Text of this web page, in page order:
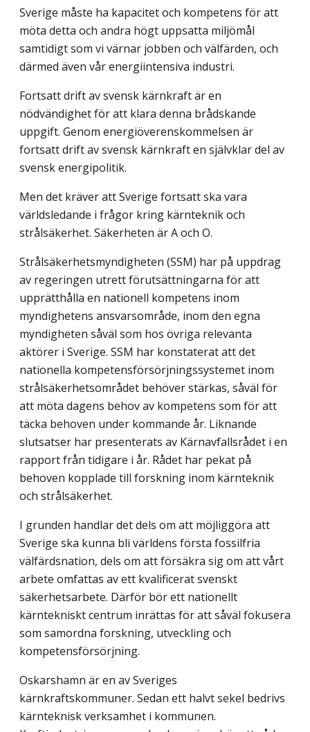
Sverige måste ha kapacitet och kompetens för att
möta detta och andra högt uppsatta miljömål
samtidigt som vi värnar jobben och välfärden, och
därmed även vår energi­intensiva industri.
Fortsatt drift av svensk kärnkraft är en
nödvändighet för att klara denna brådskande
uppgift. Genom energiöverenskommelsen är
fortsatt drift av svensk kärnkraft en själv­klar del av
svensk energipolitik.
Men det kräver att Sverige fortsatt ska vara
världsledande i frågor kring kärnteknik och
strålsäkerhet. Säkerheten är A och O.
Strålsäkerhetsmyndigheten (SSM) har på uppdrag
av regeringen utrett förutsättning­arna för att
upprätthålla en nationell kompetens inom
myndighetens ansvarsområde, inom den egna
myndigheten såväl som hos övriga relevanta
aktörer i Sverige. SSM har konstaterat att det
nationella kompetensförsörjningssystemet inom
strålsäkerhetsområdet behöver stärkas, såväl för
att möta dagens behov av kompetens som för att
täcka behoven under kommande år. Liknande
slutsatser har presenterats av Kärnavfallsrådet i en
rapport från tidigare i år. Rådet har pekat på
behoven kopplade till forskning inom kärnteknik
och strålsäkerhet.
I grunden handlar det dels om att möjliggöra att
Sverige ska kunna bli världens första fossilfria
välfärdsnation, dels om att försäkra sig om att vårt
arbete omfattas av ett kvalificerat svenskt
säkerhetsarbete. Därför bör ett nationellt
kärntekniskt centrum inrättas för att såväl fokusera
som samordna forskning, utveckling och
kompetensför­sörjning.
Oskarshamn är en av Sveriges
kärnkraftskommuner. Sedan ett halvt sekel bedrivs
kärnteknisk verksamhet i kommunen.